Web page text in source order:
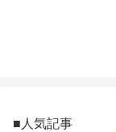
■人気記事